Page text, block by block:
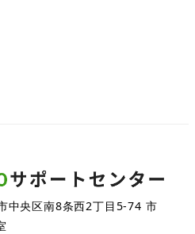
中央区南8条西2丁目5-74 市